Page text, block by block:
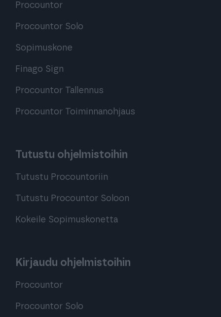
Procountor
Procountor Solo
Sopimuskone
Finago Sign
Procountor Tallennus
Procountor Toiminnanohjaus
Tutustu ohjelmistoihin
Tutustu Procountoriin
Tutustu Procountor Soloon
Kokeile Sopimuskonetta
Kirjaudu ohjelmistoihin
Procountor
Procountor Solo